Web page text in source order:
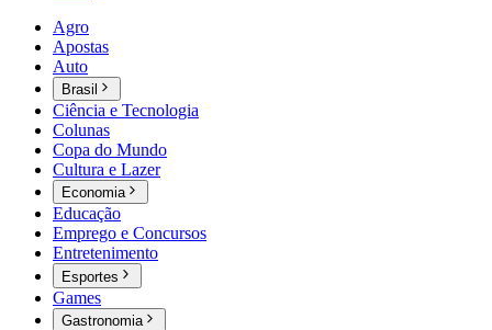
Agro
Apostas
Auto
Brasil
Ciência e Tecnologia
Colunas
Copa do Mundo
Cultura e Lazer
Economia
Educação
Emprego e Concursos
Entretenimento
Esportes
Games
Gastronomia